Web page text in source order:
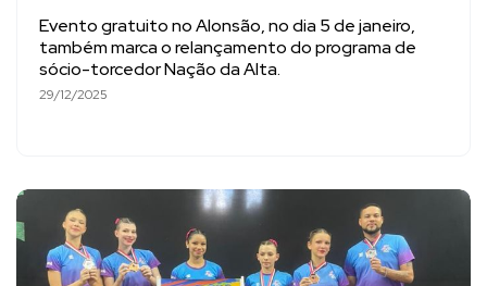
Evento gratuito no Alonsão, no dia 5 de janeiro,
também marca o relançamento do programa de
sócio-torcedor Nação da Alta.
29/12/2025